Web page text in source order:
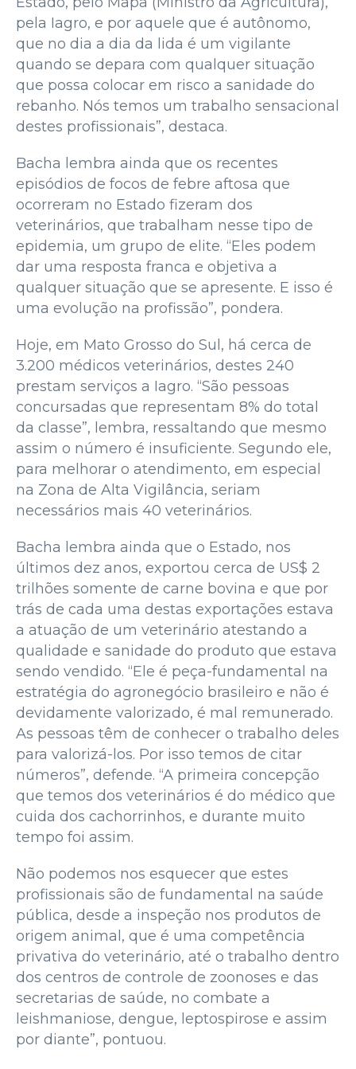
pela Iagro, e por aquele que é autônomo,
que no dia a dia da lida é um vigilante
quando se depara com qualquer situação
que possa colocar em risco a sanidade do
rebanho. Nós temos um trabalho sensacional
destes profissionais”, destaca.
Bacha lembra ainda que os recentes
episódios de focos de febre aftosa que
ocorreram no Estado fizeram dos
veterinários, que trabalham nesse tipo de
epidemia, um grupo de elite. “Eles podem
dar uma resposta franca e objetiva a
qualquer situação que se apresente. E isso é
uma evolução na profissão”, pondera.
Hoje, em Mato Grosso do Sul, há cerca de
3.200 médicos veterinários, destes 240
prestam serviços a Iagro. “São pessoas
concursadas que representam 8% do total
da classe”, lembra, ressaltando que mesmo
assim o número é insuficiente. Segundo ele,
para melhorar o atendimento, em especial
na Zona de Alta Vigilância, seriam
necessários mais 40 veterinários.
Bacha lembra ainda que o Estado, nos
últimos dez anos, exportou cerca de US$ 2
trilhões somente de carne bovina e que por
trás de cada uma destas exportações estava
a atuação de um veterinário atestando a
qualidade e sanidade do produto que estava
sendo vendido. “Ele é peça-fundamental na
estratégia do agronegócio brasileiro e não é
devidamente valorizado, é mal remunerado.
As pessoas têm de conhecer o trabalho deles
para valorizá-los. Por isso temos de citar
números”, defende. “A primeira concepção
que temos dos veterinários é do médico que
cuida dos cachorrinhos, e durante muito
tempo foi assim.
Não podemos nos esquecer que estes
profissionais são de fundamental na saúde
pública, desde a inspeção nos produtos de
origem animal, que é uma competência
privativa do veterinário, até o trabalho dentro
dos centros de controle de zoonoses e das
secretarias de saúde, no combate a
leishmaniose, dengue, leptospirose e assim
por diante”, pontuou.